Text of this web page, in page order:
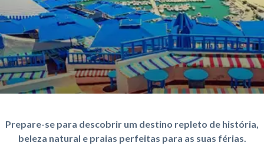
Prepare-se para descobrir um destino repleto de história,
beleza natural e praias perfeitas para as suas férias.